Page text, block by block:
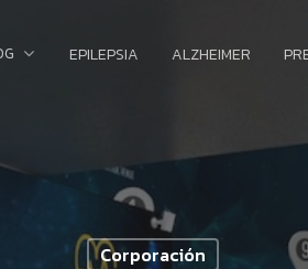
EPILEPSIA ALZHEIMER
Corporación